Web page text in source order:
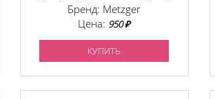
Бренд: Metzger
Цена: 950 ₽
КУПИТЬ